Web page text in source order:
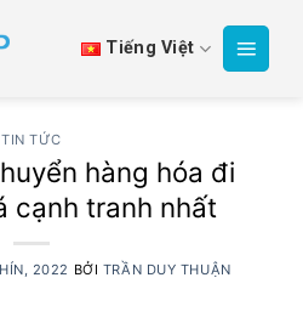
Tiếng Việt
TIN TỨC
hàng hóa đi
cạnh tranh nhất
2022 BỞI TRẦN DUY THUẬN